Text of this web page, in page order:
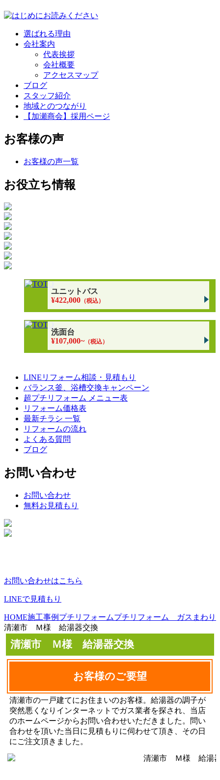
選ばれる理由
会社案内
代表挨拶
会社概要
アクセスマップ
ブログ
スタッフ紹介
地域とのつながり
【加瀬商会】採用ページ
お客様の声
お客様の声一覧
お役立ち情報
ユニットバス
¥422,000 （税込）
洗面台
¥107,000~（税込）
LINEリフォーム相談・見積もり
バランス釜、浴槽交換キャンペーン
超プチリフォーム メニュー表
リフォーム価格表
最新チラシ 一覧
リフォームの流れ
よくある質問
ブログ
お問い合わせ
お問い合わせ
無料お見積もり
お問い合わせはこちら
LINEで見積もり
HOME施工事例 プチリフォームプチリフォーム ガスまわり
清瀬市 Ｍ様 給湯器交換
清瀬市 Ｍ様 給湯器交換
お客様のご要望
清瀬市の一戸建てにお住まいのお客様。給湯器の調子が
突然悪くなりインターネットでガス業者を探され、当店
のホームページからお問い合わせいただきました。問い
合わせを頂いた当日に見積もりに伺わせて頂き、その日
にご注文頂きました。